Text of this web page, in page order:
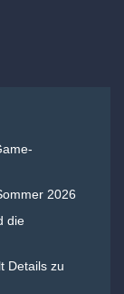
2026
die
Details zu